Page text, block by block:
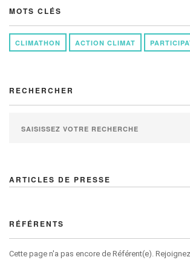
MOTS CLÉS
CLIMATHON ACTION CLIMAT
RECHERCHER
ARTICLES DE PRESSE
RÉFÉRENTS
Cette page n'a pas encore de Référent(e).